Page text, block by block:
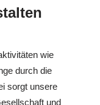
wie
durch die
sorgt unsere
und